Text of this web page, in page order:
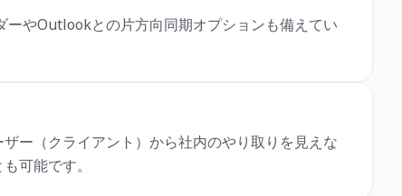
やOutlookとの片方向同期オプションも備えてい
ー（クライアント）から社内のやり取りを見えな
可能です。